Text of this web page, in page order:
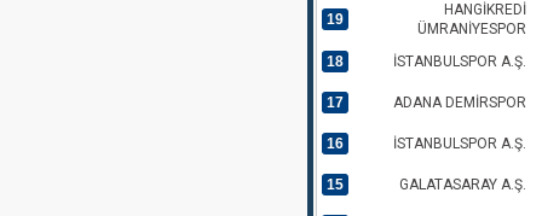
19
HANGİKREDİ
ÜMRANİYESPOR
18 İSTANBULSPOR A.Ş.
17 ADANA DEMİRSPOR
16 İSTANBULSPOR A.Ş.
15 GALATASARAY A.Ş.